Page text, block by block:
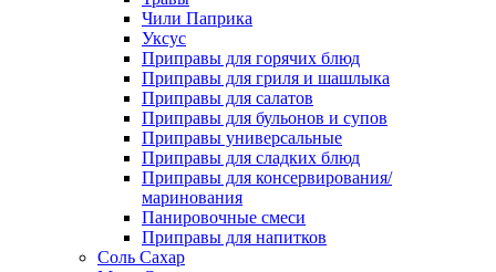
Чили Паприка
Уксус
Приправы для горячих блюд
Приправы для гриля и шашлыка
Приправы для салатов
Приправы для бульонов и супов
Приправы универсальные
Приправы для сладких блюд
Приправы для консервирования/
маринования
Панировочные смеси
Приправы для напитков
Соль Сахар